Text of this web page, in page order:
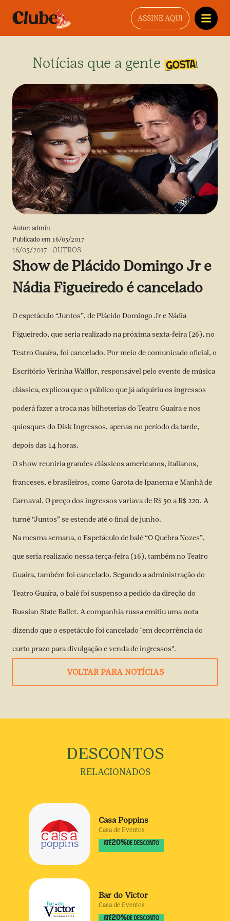
ASSINE AQUI
Notícias que a gente gosta
Autor: admin
Publicado em 16/05/2017
16/05/2017 -OUTROS
Show de Plácido Domingo Jr e
Nádia Figueiredo é cancelado
O espetáculo “Juntos”, de Plácido Domingo Jr e Nádia
Figueiredo, que seria realizado na próxima sexta-feira (26), no
Teatro Guaíra, foi cancelado. Por meio de comunicado oficial, o
Escritório Verinha Walflor, responsável pelo evento de música
clássica, explicou que o público que já adquiriu os ingressos
poderá fazer a troca nas bilheterias do Teatro Guaíra e nos
quiosques do Disk Ingressos, apenas no período da tarde,
depois das 14 horas.
O show reuniria grandes clássicos americanos, italianos,
franceses, e brasileiros, como Garota de Ipanema e Manhã de
Carnaval. O preço dos ingressos variava de R$ 50 a R$ 220. A
turnê “Juntos” se estende até o final de junho.
Na mesma semana, o Espetáculo de balé “O Quebra Nozes”,
que seria realizado nessa terça-feira (16), também no Teatro
Guaíra, também foi cancelado. Segundo a administração do
Teatro Guaíra, o balé foi suspenso a pedido da direção do
Russian State Ballet. A companhia russa emitiu uma nota
dizendo que o espetáculo foi cancelado "em decorrência do
curto prazo para divulgação e venda de ingressos".
VOLTAR PARA NOTÍCIAS
DESCONTOS
RELACIONADOS
Casa Poppins
Casa de Eventos
ATÉ20% DE DESCONTO
Bar do Victor
Casa de Eventos
ATÉ20% DE DESCONTO